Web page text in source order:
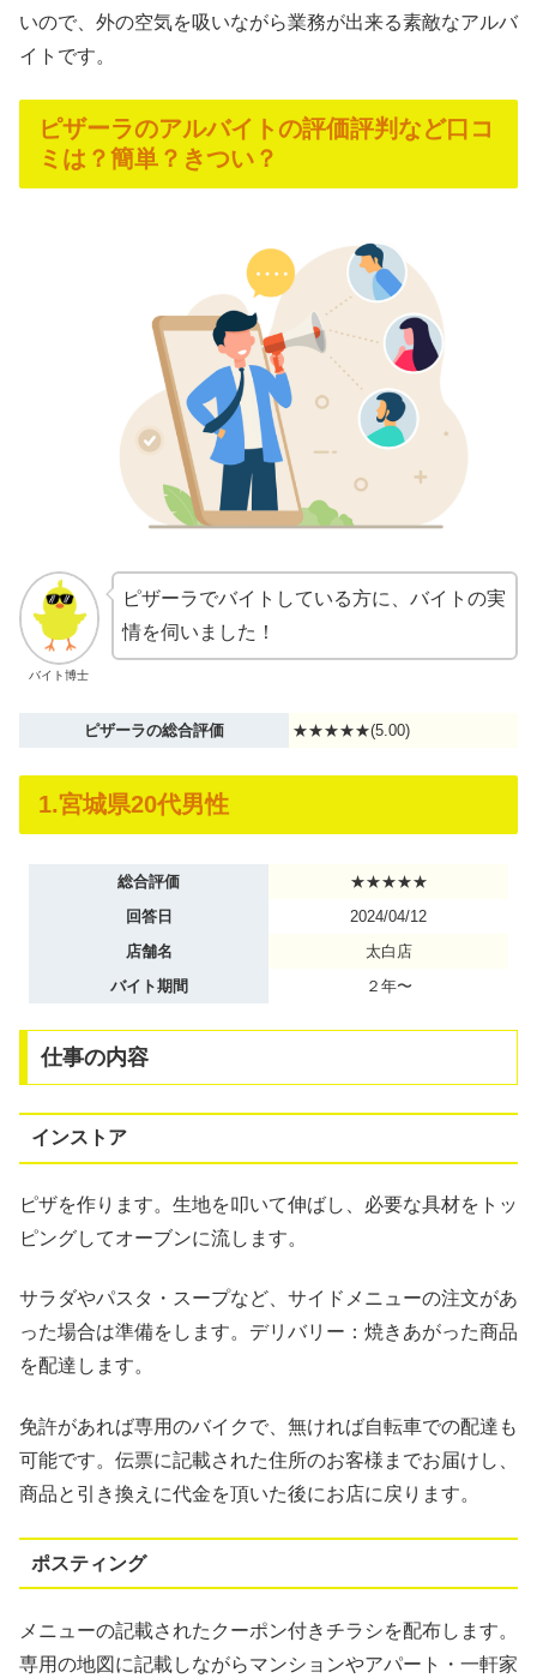
いので、外の空気を吸いながら業務が出来る素敵なアルバ
イトです。
ピザーラのアルバイトの評価評判など口コ
ミは？簡単？きつい？
バイト博士
ピザーラでバイトしている方に、バイトの実
情を伺いました！
ピザーラの総合評価 ★★★★★(5.00)
1.宮城県20代男性
総合評価
★★★★★
回答日
2024/04/12
店舗名
太白店
バイト期間
２年〜
仕事の内容
インストア
ピザを作ります。生地を叩いて伸ばし、必要な具材をトッ
ピングしてオーブンに流します。
サラダやパスタ・スープなど、サイドメニューの注文があ
った場合は準備をします。デリバリー：焼きあがった商品
を配達します。
免許があれば専用のバイクで、無ければ自転車での配達も
可能です。伝票に記載された住所のお客様までお届けし、
商品と引き換えに代金を頂いた後にお店に戻ります。
ポスティング
メニューの記載されたクーポン付きチラシを配布します。
専用の地図に記載しながらマンションやアパート・一軒家